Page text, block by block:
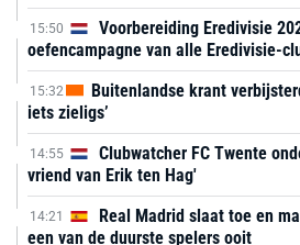
15:50
Voorbereiding Eredivisie
oefencampagne van alle Eredivisie-
15:32
Buitenlandse krant
iets zieligs’
14:55
Clubwatcher FC Twente
vriend van Erik ten Hag'
14:21
Real Madrid slaat toe en
een van de duurste spelers ooit